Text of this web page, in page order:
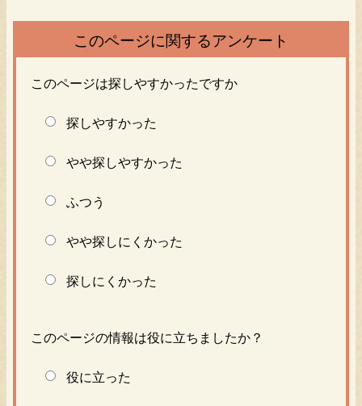
このページに関するアンケート
このページは探しやすかったですか
探しやすかった
やや探しやすかった
ふつう
やや探しにくかった
探しにくかった
このページの情報は役に立ちましたか？
役に立った